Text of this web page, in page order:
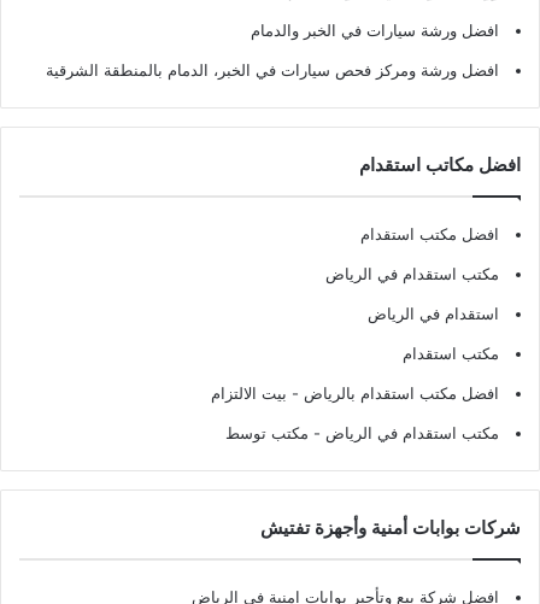
افضل ورشة سيارات في الخبر والدمام
افضل ورشة ومركز فحص سيارات في الخبر، الدمام بالمنطقة الشرقية
افضل مكاتب استقدام
افضل مكتب استقدام
مكتب استقدام في الرياض
استقدام في الرياض
مكتب استقدام
افضل مكتب استقدام بالرياض - بيت الالتزام
مكتب استقدام في الرياض - مكتب توسط
شركات بوابات أمنية وأجهزة تفتيش
افضل شركة بيع وتأجير بوابات امنية في الرياض